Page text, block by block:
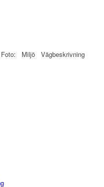
Foto: Miljö Vägbeskrivning